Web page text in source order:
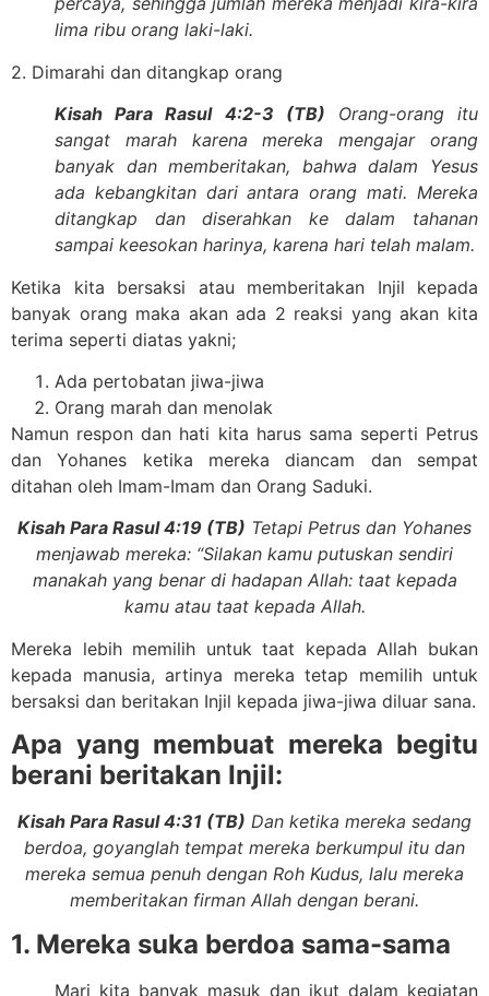
lima ribu orang laki-laki.
2. Dimarahi dan ditangkap orang
Kisah Para Rasul 4:2-3 (TB) Orang-orang itu
sangat marah karena mereka mengajar orang
banyak dan memberitakan, bahwa dalam Yesus
ada kebangkitan dari antara orang mati. Mereka
ditangkap dan diserahkan ke dalam tahanan
sampai keesokan harinya, karena hari telah malam.
Ketika kita bersaksi atau memberitakan Injil kepada
banyak orang maka akan ada 2 reaksi yang akan kita
terima seperti diatas yakni;
Ada pertobatan jiwa-jiwa
Orang marah dan menolak
Namun respon dan hati kita harus sama seperti Petrus
dan Yohanes ketika mereka diancam dan sempat
ditahan oleh Imam-Imam dan Orang Saduki.
Kisah Para Rasul 4:19 (TB) Tetapi Petrus dan Yohanes
menjawab mereka: “Silakan kamu putuskan sendiri
manakah yang benar di hadapan Allah: taat kepada
kamu atau taat kepada Allah.
Mereka lebih memilih untuk taat kepada Allah bukan
kepada manusia, artinya mereka tetap memilih untuk
bersaksi dan beritakan Injil kepada jiwa-jiwa diluar sana.
Apa yang membuat mereka begitu
berani beritakan Injil:
Kisah Para Rasul 4:31 (TB) Dan ketika mereka sedang
berdoa, goyanglah tempat mereka berkumpul itu dan
mereka semua penuh dengan Roh Kudus, lalu mereka
memberitakan firman Allah dengan berani.
1. Mereka suka berdoa sama-sama
Mari kita banyak masuk dan ikut dalam kegiatan